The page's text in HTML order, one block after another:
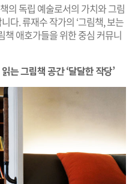
의 독립 예술로서의 가치와 그림
다. 류재수 작가의 ‘그림책, 보는
책 애호가들을 위한 중심 커뮤니
는 그림책 공간 ‘달달한 작당’